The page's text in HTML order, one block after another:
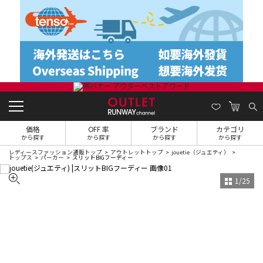
価格
から探す
OFF 率
から探す
ブランド
から探す
カテゴリ
から探す
レディースファッション通販トップ アウトレットトップ jouetie（ジュエティ）
トップス パーカー スリットBIGフーディー
1 /25